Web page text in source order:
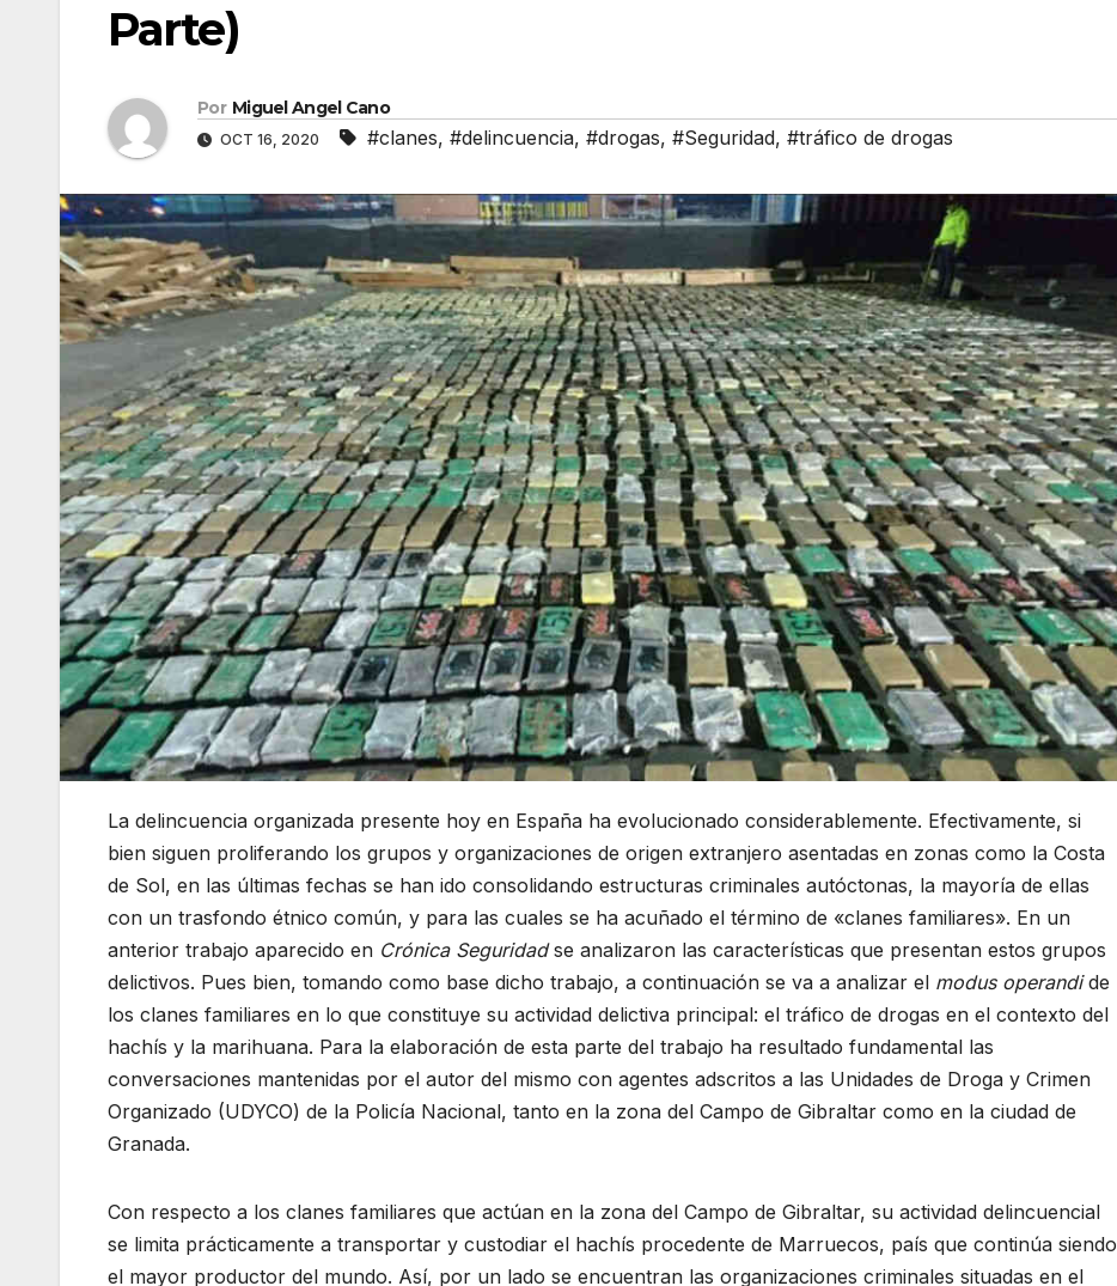
Parte)
Por Miguel Angel Cano
OCT 16, 2020 #clanes, #delincuencia, #drogas, #Seguridad, #tráfico de drogas
La delincuencia organizada presente hoy en España ha evolucionado considerablemente. Efectivamente, si
bien siguen proliferando los grupos y organizaciones de origen extranjero asentadas en zonas como la Costa
de Sol, en las últimas fechas se han ido consolidando estructuras criminales autóctonas, la mayoría de ellas
con un trasfondo étnico común, y para las cuales se ha acuñado el término de «clanes familiares». En un
anterior trabajo aparecido en Crónica Seguridadse analizaron las características que presentan estos grupos
delictivos. Pues bien, tomando como base dicho trabajo, a continuación se va a analizar el modus operandide
los clanes familiares en lo que constituye su actividad delictiva principal: el tráfico de drogas en el contexto del
hachís y la marihuana. Para la elaboración de esta parte del trabajo ha resultado fundamental las
conversaciones mantenidas por el autor del mismo con agentes adscritos a las Unidades de Droga y Crimen
Organizado (UDYCO) de la Policía Nacional, tanto en la zona del Campo de Gibraltar como en la ciudad de
Granada.
Con respecto a los clanes familiares que actúan en la zona del Campo de Gibraltar, su actividad delincuencial
se limita prácticamente a transportar y custodiar el hachís procedente de Marruecos, país que continúa siendo
el mayor productor del mundo. Así, por un lado se encuentran las organizaciones criminales situadas en el